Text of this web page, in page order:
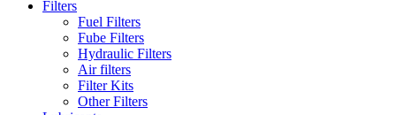
Filters
Fuel Filters
Fube Filters
Hydraulic Filters
Air filters
Filter Kits
Other Filters